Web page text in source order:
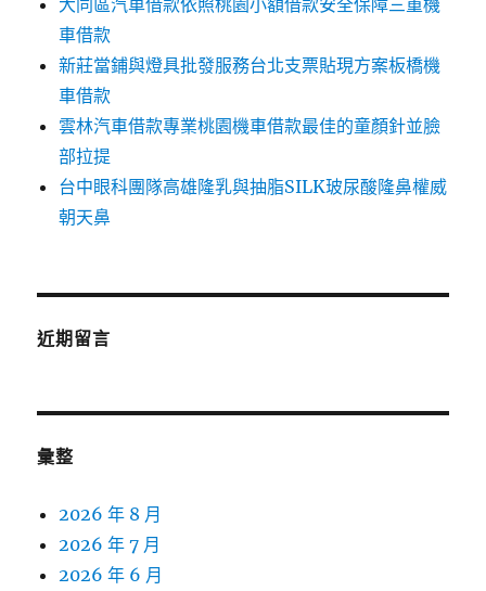
大同區汽車借款依照桃園小額借款安全保障三重機
車借款
新莊當鋪與燈具批發服務台北支票貼現方案板橋機
車借款
雲林汽車借款專業桃園機車借款最佳的童顏針並臉
部拉提
台中眼科團隊高雄隆乳與抽脂SILK玻尿酸隆鼻權威
朝天鼻
近期留言
彙整
2026 年 8 月
2026 年 7 月
2026 年 6 月